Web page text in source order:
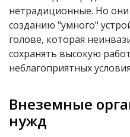
нетрадиционные. Но они
созданию "умного"
голове, которая
сохранять высокую
неблагоприятных
Внеземные
нужд